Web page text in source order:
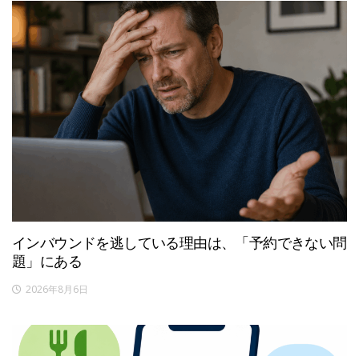
インバウンドを逃している理由は、「予約できない問
題」にある
2026年8月6日